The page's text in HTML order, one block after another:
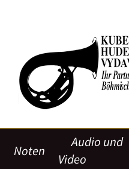
Noten
Audio und
Video